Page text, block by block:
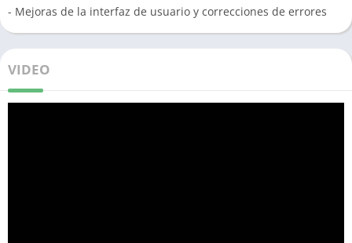
- Mejoras de la interfaz de usuario y correcciones de errores
VIDEO